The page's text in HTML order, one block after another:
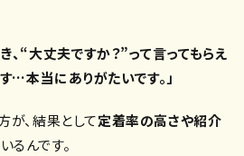
、“大丈夫ですか？”って言ってもらえ
…本当にありがたいです。」
が、結果として定着率の高さや紹介
るんです。